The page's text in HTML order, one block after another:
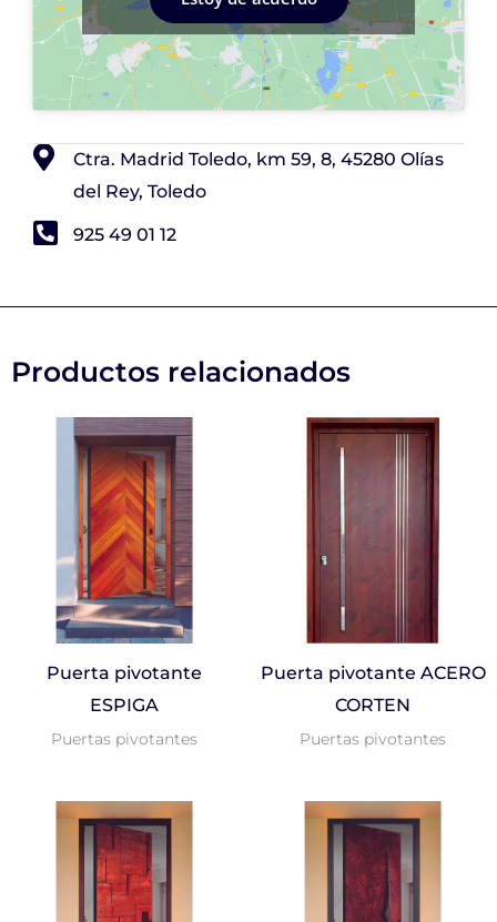
Ctra. Madrid Toledo, km 59, 8, 45280 Olías
del Rey, Toledo
925 49 01 12
Productos relacionados
Puerta pivotante
ESPIGA
Puertas pivotantes
Puerta pivotante ACERO
CORTEN
Puertas pivotantes